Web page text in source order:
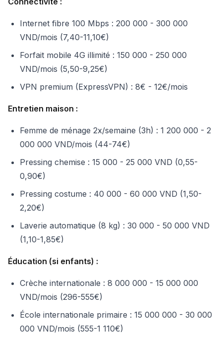
Internet fibre 100 Mbps : 200 000 - 300 000
VND/mois (7,40-11,10€)
Forfait mobile 4G illimité : 150 000 - 250 000
VND/mois (5,50-9,25€)
VPN premium (ExpressVPN) : 8€ - 12€/mois
Entretien maison :
Femme de ménage 2x/semaine (3h) : 1 200 000 - 2
000 000 VND/mois (44-74€)
Pressing chemise : 15 000 - 25 000 VND (0,55-
0,90€)
Pressing costume : 40 000 - 60 000 VND (1,50-
2,20€)
Laverie automatique (8 kg) : 30 000 - 50 000 VND
(1,10-1,85€)
Éducation (si enfants) :
Crèche internationale : 8 000 000 - 15 000 000
VND/mois (296-555€)
École internationale primaire : 15 000 000 - 30 000
000 VND/mois (555-1 110€)